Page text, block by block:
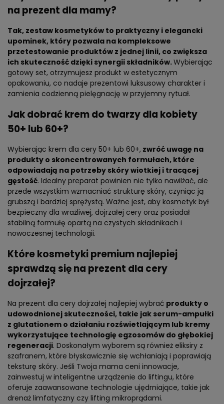
na prezent dla mamy?
Tak, zestaw kosmetyków to praktyczny i elegancki
upominek, który pozwala na kompleksowe
przetestowanie produktów z jednej linii, co zwiększa
ich skuteczność dzięki synergii składników.Wybierając
gotowy set, otrzymujesz produkt w estetycznym
opakowaniu, co nadaje prezentowi luksusowy charakter i
zamienia codzienną pielęgnację w przyjemny rytuał.
Jak dobrać krem do twarzy dla kobiety
50+ lub 60+?
Wybierając krem dla cery 50+ lub 60+, zwróć uwagę na
produkty o skoncentrowanych formułach, które
odpowiadają na potrzeby skóry wiotkiej i tracącej
gęstość. Idealny preparat powinien nie tylko nawilżać, ale
przede wszystkim wzmacniać strukturę skóry, czyniąc ją
grubszą i bardziej sprężystą. Ważne jest, aby kosmetyk był
bezpieczny dla wrażliwej, dojrzałej cery oraz posiadał
stabilną formułę opartą na czystych składnikach i
nowoczesnej technologii.
Które kosmetyki premium najlepiej
sprawdzą się na prezent dla cery
dojrzałej?
Na prezent dla cery dojrzałej najlepiej wybrać produkty o
udowodnionej skuteczności, takie jak serum-ampułki
z glutationem o działaniu rozświetlającym lub kremy
wykorzystujące technologię egzosomów do głębokiej
regeneracji. Doskonałym wyborem są również eliksiry z
szafranem, które błyskawicznie się wchłaniają i poprawiają
teksturę skóry. Jeśli Twoja mama ceni innowacje,
zainwestuj w inteligentne urządzenie do liftingu, które
oferuje zaawansowane technologie ujędrniające, takie jak
drenaż limfatyczny czy lifting mikroprądami.